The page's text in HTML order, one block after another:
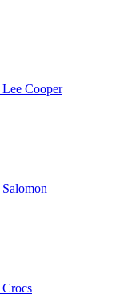
Lee Cooper
Salomon
Crocs